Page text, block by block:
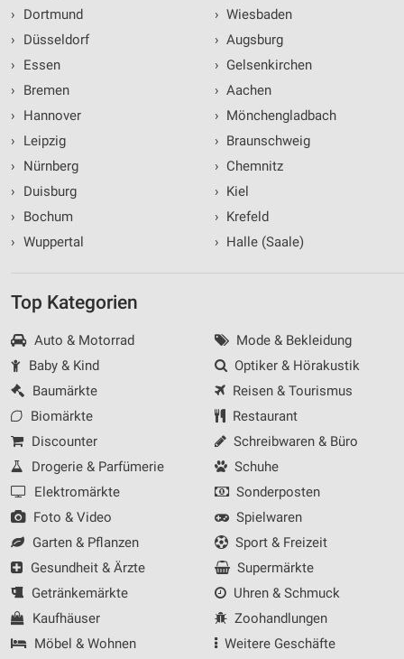
›
Dortmund
›
Düsseldorf
›
Essen
›
Bremen
›
Hannover
›
Leipzig
›
Nürnberg
›
Duisburg
›
Bochum
› Wuppertal
› Wiesbaden
› Augsburg
› Gelsenkirchen
› Aachen
› Mönchengladbach
› Braunschweig
› Chemnitz
› Kiel
› Krefeld
› Halle (Saale)
Top Kategorien
Auto & Motorrad
Baby & Kind
Baumärkte
Biomärkte
Discounter
Drogerie & Parfümerie
Elektromärkte
Foto & Video
Garten & Pflanzen
Gesundheit & Ärzte
Getränkemärkte
Kaufhäuser
Möbel & Wohnen
Mode & Bekleidung
Optiker & Hörakustik
Reisen & Tourismus
Restaurant
Schreibwaren & Büro
Schuhe
Sonderposten
Spielwaren
Sport & Freizeit
Supermärkte
Uhren & Schmuck
Zoohandlungen
Weitere Geschäfte